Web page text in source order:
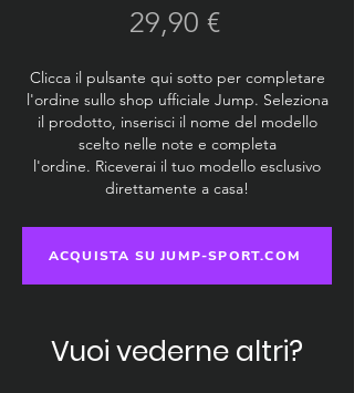
29,90 €Prezzo
Clicca il pulsante qui sotto per completare
l'ordine sullo shop ufficiale Jump. Seleziona
il prodotto, inserisci il nome del modello
scelto nelle note e completa
l'ordine. Riceverai il tuo modello esclusivo
direttamente a casa!
ACQUISTA SU JUMP-SPORT.COM
Vuoi vederne altri?